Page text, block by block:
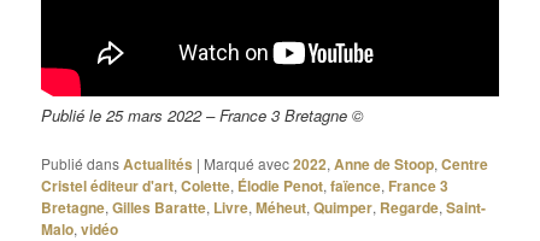
Publié le 25 mars 2022 – France 3 Bretagne ©
Publié dansActualités | Marqué avec2022,Anne de Stoop,Centre
Cristel éditeur d'art,Colette, Élodie Penot,faïence, France 3
Bretagne,Gilles Baratte, Livre,Méheut,Quimper, Regarde,Saint-
Malo,vidéo